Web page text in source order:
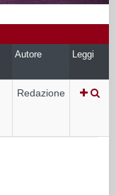
Autore Leggi
Redazione